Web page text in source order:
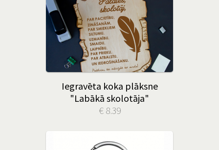
Iegravēta koka plāksne
"Labākā skolotāja"
€ 8.39